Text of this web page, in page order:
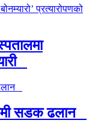
सडक ढलान